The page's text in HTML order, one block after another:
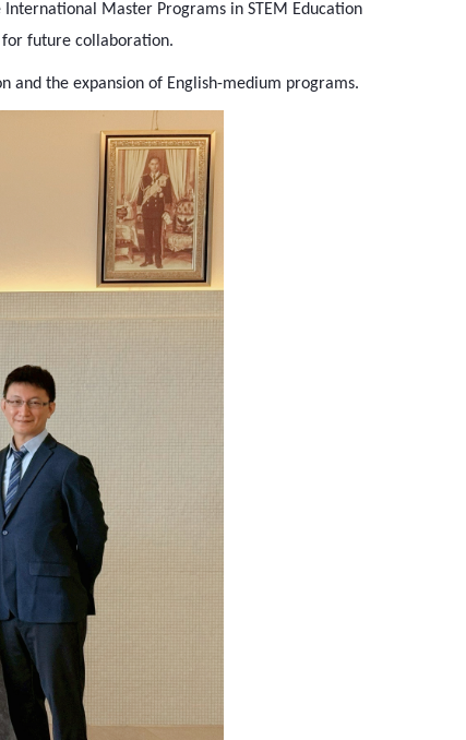
Master Programs in STEM Education
for future collaboration.
and the expansion of English-medium programs.